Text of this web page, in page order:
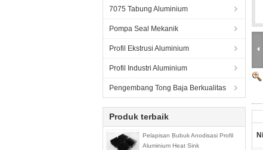
7075 Tabung Aluminium
Pompa Seal Mekanik
Profil Ekstrusi Aluminium
Profil Industri Aluminium
Pengembang Tong Baja Berkualitas
Produk terbaik
Pelapisan Bubuk Anodisasi Profil
Aluminium Heat Sink